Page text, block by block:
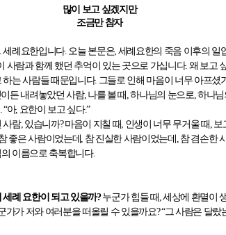
많이 보고 싶겠지만
조금만 참자
.세례요한입니다. 오늘 본문은, 세례요한의 죽음 이후의 일
사람과 함께 했던 추억이 있는 곳으로 가십니다. 왜 보고
는 사람들 때문입니다. 그들로 인해 마음이 너무 아프셨
든 내려놓았던 사람, 나를 볼 때 ,하나님의 눈으로,하나님
“아, 요한이 보고 싶다.”
사람, 있습니까?마음이 지칠 때, 인생이 너무 무거울 때 , 보
좋은 사람이었는데 , 참 진실한 사람이었는데 , 참 겸손한
이름으로 축복합니다.
세례 요한이 되고 있을까?누군가 힘들 때 ,세상에 환멸이
가가 저와 여러분을 떠올릴 수 있을까요? “그 사람은 달랐